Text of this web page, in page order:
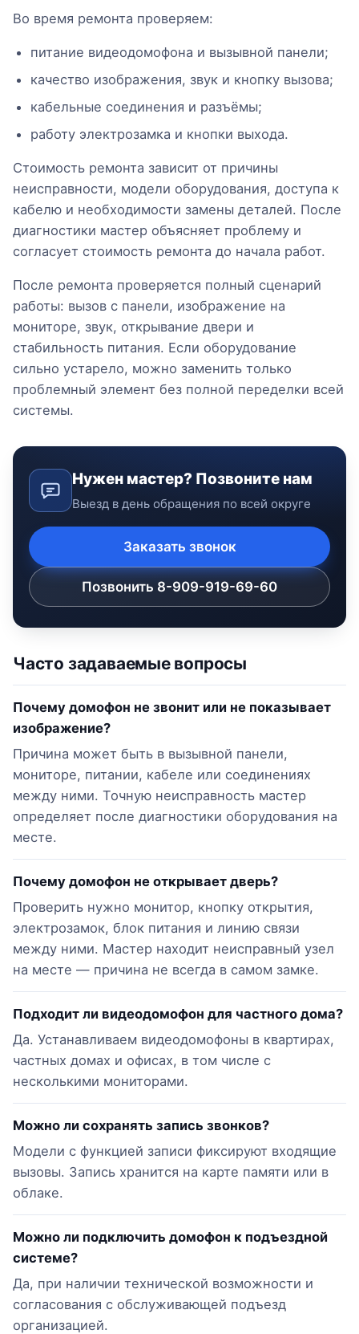
Во время ремонта проверяем:
питание видеодомофона и вызывной панели;
качество изображения, звук и кнопку вызова;
кабельные соединения и разъёмы;
работу электрозамка и кнопки выхода.
Стоимость ремонта зависит от причины
неисправности, модели оборудования, доступа к
кабелю и необходимости замены деталей. После
диагностики мастер объясняет проблему и
согласует стоимость ремонта до начала работ.
После ремонта проверяется полный сценарий
работы: вызов с панели, изображение на
мониторе, звук, открывание двери и
стабильность питания. Если оборудование
сильно устарело, можно заменить только
проблемный элемент без полной переделки всей
системы.
Нужен мастер? Позвоните нам
Выезд в день обращения по всей округе
Заказать звонок
Позвонить 8-909-919-69-60
Часто задаваемые вопросы
Почему домофон не звонит или не показывает
изображение?
Причина может быть в вызывной панели,
мониторе, питании, кабеле или соединениях
между ними. Точную неисправность мастер
определяет после диагностики оборудования на
месте.
Почему домофон не открывает дверь?
Проверить нужно монитор, кнопку открытия,
электрозамок, блок питания и линию связи
между ними. Мастер находит неисправный узел
на месте — причина не всегда в самом замке.
Подходит ли видеодомофон для частного дома?
Да. Устанавливаем видеодомофоны в квартирах,
частных домах и офисах, в том числе с
несколькими мониторами.
Можно ли сохранять запись звонков?
Модели с функцией записи фиксируют входящие
вызовы. Запись хранится на карте памяти или в
облаке.
Можно ли подключить домофон к подъездной
системе?
Да, при наличии технической возможности и
согласования с обслуживающей подъезд
организацией.